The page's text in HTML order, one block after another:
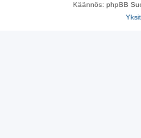
Käännös: phpBB